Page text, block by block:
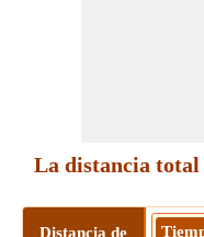
La distancia total
Distancia de